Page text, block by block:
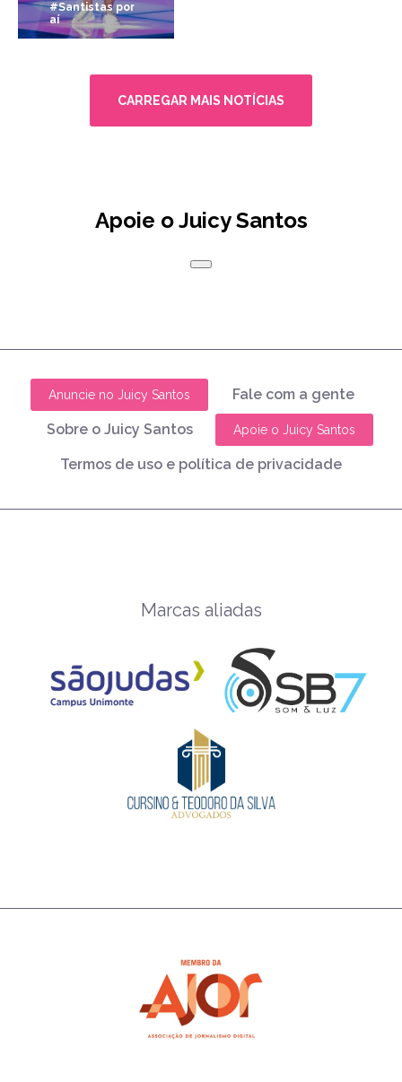
#Santistas por
aí
CARREGAR MAIS NOTÍCIAS
Apoie o Juicy Santos
Anuncie no Juicy Santos Fale com a gente
Sobre o Juicy Santos Apoie o Juicy Santos
Termos de uso e política de privacidade
Marcas aliadas